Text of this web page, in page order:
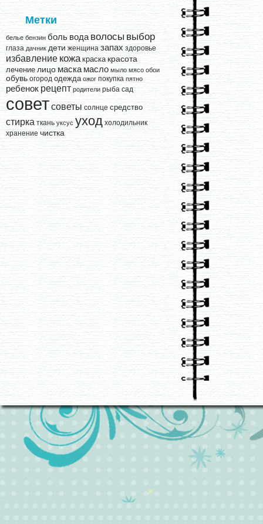
Метки
белье бензин боль вода волосы выбор
глаза дачник дети женщина запах здоровье
избавление кожа краска красота
лечение лицо маска масло мыло мясо обои
обувь огород одежда ожог покупка пятно
ребенок рецепт родители рыба сад
советсоветы солнце средство
стирка ткань уксус уход холодильник
хранение чистка